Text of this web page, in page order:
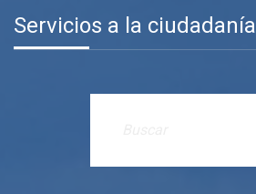
Servicios a la ciudadanía